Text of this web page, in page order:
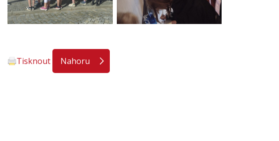
Tisknout Nahoru